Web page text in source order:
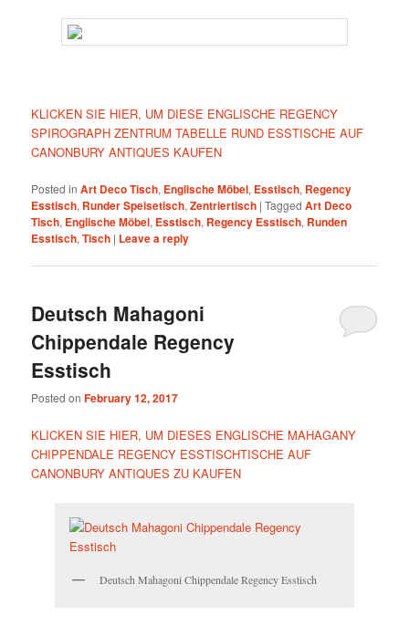
KLICKEN SIE HIER, UM DIESE ENGLISCHE REGENCY
SPIROGRAPH ZENTRUM TABELLE RUND ESSTISCHE AUF
CANONBURY ANTIQUES KAUFEN
Posted in Art Deco Tisch, Englische Möbel, Esstisch, Regency
Esstisch, Runder Speisetisch,Zentriertisch |Tagged Art Deco
Tisch, Englische Möbel, Esstisch, Regency Esstisch, Runden
Esstisch,Tisch | Leave a reply
Deutsch Mahagoni
Chippendale Regency
Esstisch
Posted onFebruary 12, 2017
KLICKEN SIE HIER, UM DIESES ENGLISCHE MAHAGANY
CHIPPENDALE REGENCY ESSTISCHTISCHE AUF
CANONBURY ANTIQUES ZU KAUFEN
Deutsch Mahagoni Chippendale Regency Esstisch